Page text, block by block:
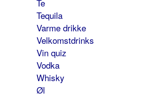
Te
Tequila
Varme drikke
Velkomstdrinks
Vin quiz
Vodka
Whisky
Øl